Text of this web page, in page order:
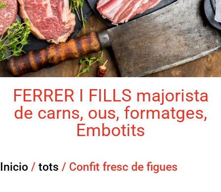
FERRER I FILLS majorista
de carns, ous, formatges,
Embotits
Inicio / tots / Confit fresc de figues